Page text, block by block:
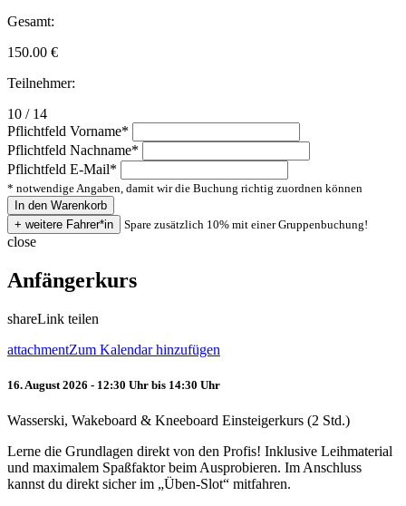
Gesamt:
150.00 €
Teilnehmer:
10 / 14
Pflichtfeld Vorname*
Pflichtfeld Nachname*
Pflichtfeld E-Mail*
* notwendige Angaben, damit wir die Buchung richtig zuordnen können
Spare zusätzlich 10% mit einer Gruppenbuchung!
close
Anfängerkurs
shareLink teilen
attachmentZum Kalendar hinzufügen
16. August 2026 - 12:30 Uhr bis 14:30 Uhr
Wasserski, Wakeboard & Kneeboard Einsteigerkurs (2 Std.)
Lerne die Grundlagen direkt von den Profis! Inklusive Leihmaterial
und maximalem Spaßfaktor beim Ausprobieren. Im Anschluss
kannst du direkt sicher im „Üben-Slot“ mitfahren.